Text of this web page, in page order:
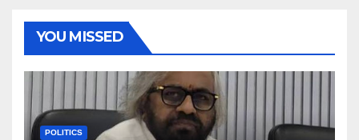
YOU MISSED
POLITICS